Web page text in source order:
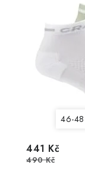
46-48
441 Kč
490 Kč